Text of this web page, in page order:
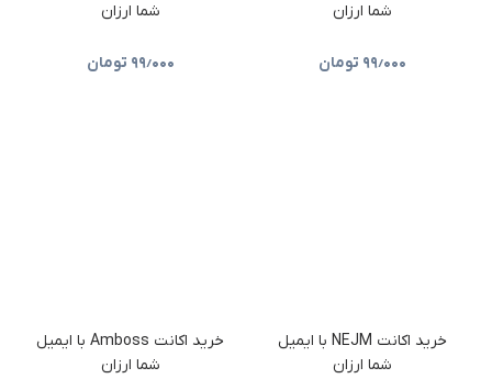
شما ارزان
۹۹٫۰۰۰ تومان
شما ارزان
۹۹٫۰۰۰ تومان
خرید اکانت NEJM با ایمیل
شما ارزان
خرید اکانت Amboss با ایمیل
شما ارزان